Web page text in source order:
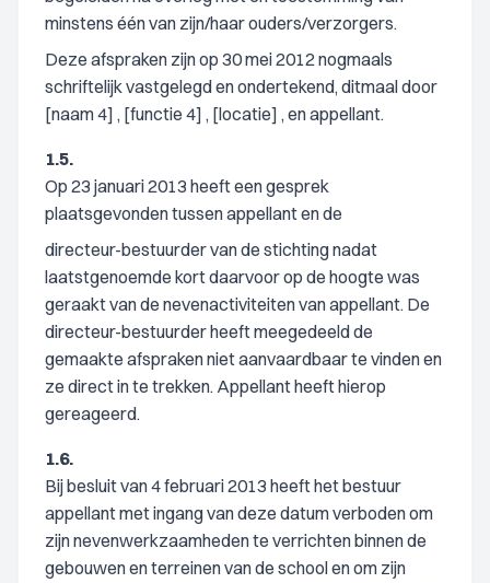
minstens één van zijn/haar ouders/verzorgers.
Deze afspraken zijn op 30 mei 2012 nogmaals
schriftelijk vastgelegd en ondertekend, ditmaal door
[naam 4] , [functie 4] , [locatie] , en appellant.
1.5.
Op 23 januari 2013 heeft een gesprek
plaatsgevonden tussen appellant en de
directeur-bestuurder van de stichting nadat
laatstgenoemde kort daarvoor op de hoogte was
geraakt van de nevenactiviteiten van appellant. De
directeur-bestuurder heeft meegedeeld de
gemaakte afspraken niet aanvaardbaar te vinden en
ze direct in te trekken. Appellant heeft hierop
gereageerd.
1.6.
Bij besluit van 4 februari 2013 heeft het bestuur
appellant met ingang van deze datum verboden om
zijn nevenwerkzaamheden te verrichten binnen de
gebouwen en terreinen van de school en om zijn